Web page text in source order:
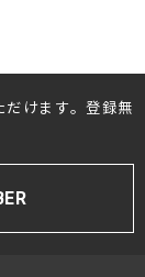
けます。登録無